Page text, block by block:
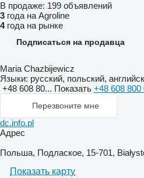
В продаже: 199 объявлений
3 года на Agroline
4года на рынке
Подписаться на продавца
Maria Chazbijewicz
Языки: русский, польский,
+48 608 80... Показать +48 608 800
Перезвоните мне
dc.info.pl
Адрес
Польша, Подлаское, 15-701,
Показать карту